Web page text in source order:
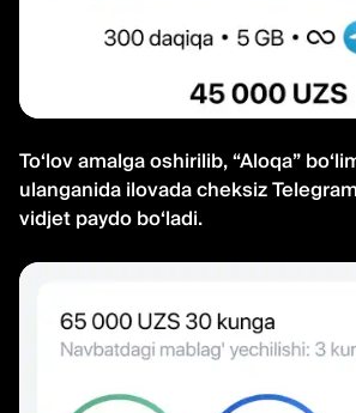
To‘lov amalga oshirilib, “Aloqa”
ulanganida ilovada cheksiz
vidjet paydo bo‘ladi.